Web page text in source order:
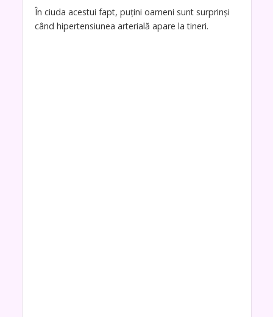
În ciuda acestui fapt, puțini oameni sunt surprinși
când hipertensiunea arterială apare la tineri.